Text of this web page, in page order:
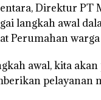
Direktur PT
langkah awal
Perumahan
awal, kita
pelayanan